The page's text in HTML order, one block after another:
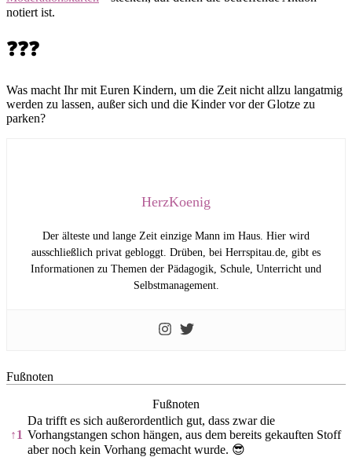
notiert ist.
❓❓❓
Was macht Ihr mit Euren Kindern, um die Zeit nicht allzu langatmig
werden zu lassen, außer sich und die Kinder vor der Glotze zu
parken?
HerzKoenig
Der älteste und lange Zeit einzige Mann im Haus. Hier wird
ausschließlich privat gebloggt. Drüben, bei Herrspitau.de, gibt es
Informationen zu Themen der Pädagogik, Schule, Unterricht und
Selbstmanagement.
Fußnoten
Fußnoten
↑1
Da trifft es sich außerordentlich gut, dass zwar die
Vorhangstangen schon hängen, aus dem bereits gekauften Stoff
aber noch kein Vorhang gemacht wurde. 😎